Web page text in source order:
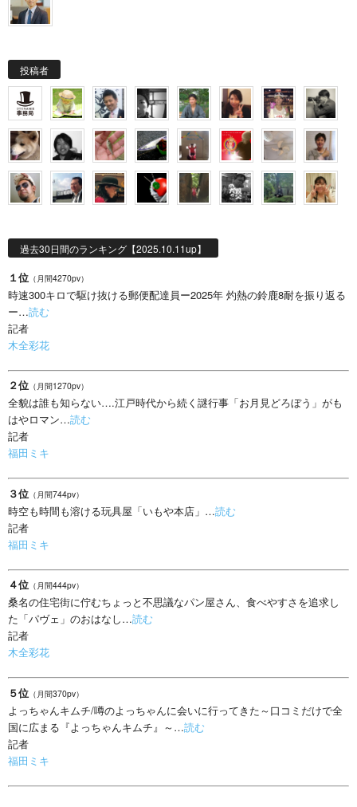
投稿者
過去30日間のランキング【2025.10.11up】
１位 （月間4270pv）
時速300キロで駆け抜ける郵便配達員ー2025年 灼熱の鈴鹿8耐を振り返る
ー…読む
記者
木全彩花
２位 （月間1270pv）
全貌は誰も知らない….江戸時代から続く謎行事「お月見どろぼう」がも
はやロマン…読む
記者
福田ミキ
３位 （月間744pv）
時空も時間も溶ける玩具屋「いもや本店」…読む
記者
福田ミキ
４位 （月間444pv）
桑名の住宅街に佇むちょっと不思議なパン屋さん、食べやすさを追求し
た「パヴェ」のおはなし…読む
記者
木全彩花
５位 （月間370pv）
よっちゃんキムチ/噂のよっちゃんに会いに行ってきた～口コミだけで全
国に広まる『よっちゃんキムチ』～…読む
記者
福田ミキ